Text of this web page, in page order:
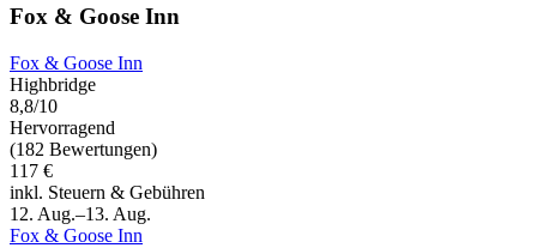
Fox & Goose Inn
Fox & Goose Inn
Highbridge
8,8/10
Hervorragend
(182 Bewertungen)
117 €
inkl. Steuern & Gebühren
12. Aug.–13. Aug.
Fox & Goose Inn